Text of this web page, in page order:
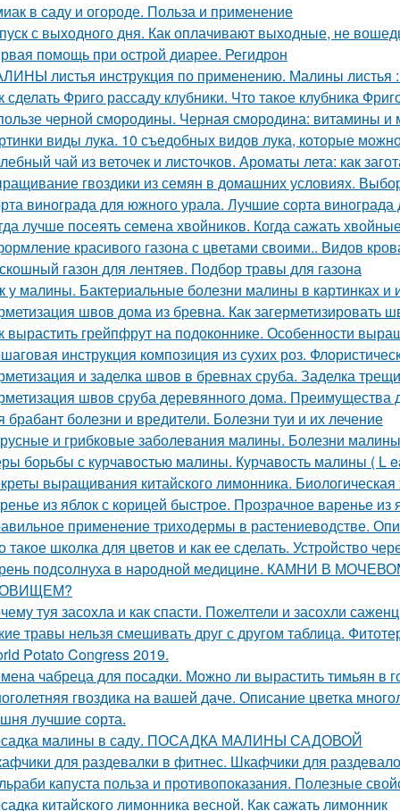
в саду и огороде. Польза и применение
с выходного дня. Как оплачивают выходные, не
помощь при острой диарее. Регидрон
листья инструкция по применению. Малины листья
сделать Фриго рассаду клубники. Что такое клубника
черной смородины. Черная смородина: витамины и
виды лука. 10 съедобных видов лука, которые
чай из веточек и листочков. Ароматы лета: как
гвоздики из семян в домашних условиях.
винограда для южного урала. Лучшие сорта
лучше посеять семена хвойников. Когда сажать
красивого газона с цветами своими.. Видов
газон для лентяев. Подбор травы для газона
у малины. Бактериальные болезни малины в картинках и
швов дома из бревна. Как загерметизировать
вырастить грейпфрут на подоконнике. Особенности
инструкция композиция из сухих роз.
и заделка швов в бревнах сруба. Заделка
швов сруба деревянного дома. Преимущества
брабант болезни и вредители. Болезни туи и их лечение
и грибковые заболевания малины. Болезни
борьбы с курчавостью малины. Курчавость малины ( L
выращивания китайского лимонника. Биологическая
из яблок с корицей быстрое. Прозрачное варенье
применение триходермы в растениеводстве.
такое школка для цветов и как ее сделать. Устройство
подсолнуха в народной медицине. КАМНИ В
туя засохла и как спасти. Пожелтели и засохли
травы нельзя смешивать друг с другом таблица.
Potato Congress 2019.
чабреца для посадки. Можно ли вырастить тимьян в
гвоздика на вашей даче. Описание цветка
лучшие сорта.
малины в саду. ПОСАДКА МАЛИНЫ САДОВОЙ
для раздевалки в фитнес. Шкафчики для
капуста польза и противопоказания. Полезные
китайского лимонника весной. Как сажать лимонник